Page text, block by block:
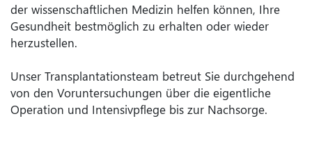
der wissenschaftlichen Medizin helfen können, Ihre
Gesundheit bestmöglich zu erhalten oder wieder
herzustellen.
Unser Transplantationsteam betreut Sie durchgehend
von den Voruntersuchungen über die eigentliche
Operation und Intensivpflege bis zur Nachsorge.